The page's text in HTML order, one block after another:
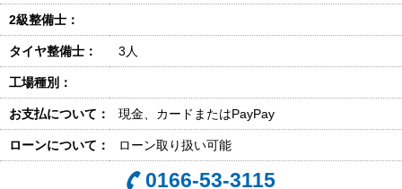
2級整備士：
タイヤ整備士： 3人
工場種別：
お支払について： 現金、カードまたはPayPay
ローンについて： ローン取り扱い可能
0166-53-3115